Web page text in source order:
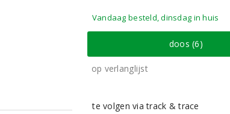
Vandaag besteld, dinsdag in huis
doos (6)
op verlanglijst
te volgen via track & trace